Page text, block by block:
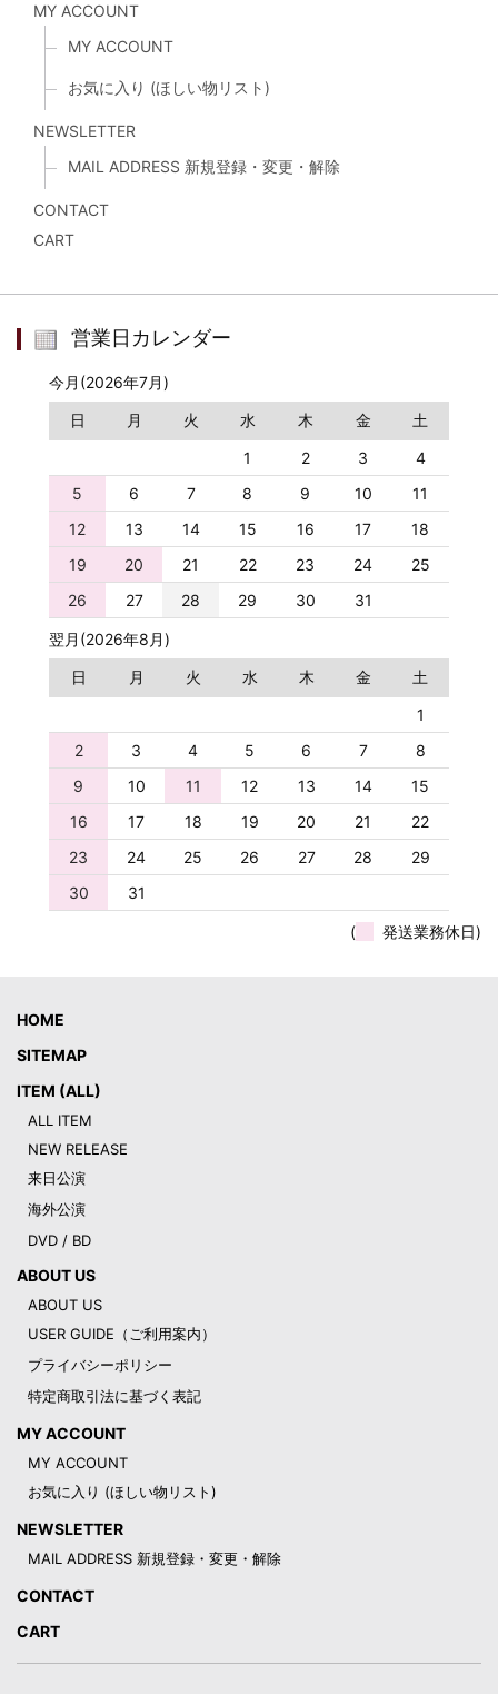
MY ACCOUNT
MY ACCOUNT
お気に入り (ほしい物リスト)
NEWSLETTER
MAIL ADDRESS 新規登録・変更・解除
CONTACT
CART
営業日カレンダー
今月(2026年7月)
日
月 火 水 木 金
土
1
2 3
4
5
6 7 8 9 10
11
12
13 14 15 16 17
18
19
20 21 22 23 24
25
26
27 28 29 30 31
翌月(2026年8月)
日
月 火 水 木 金
土
1
2
3 4 5 6 7
8
9
10 11 12 13 14
15
16
17 18 19 20 21
22
23
24 25 26 27 28
29
30
31
( 発送業務休日)
HOME
SITEMAP
ITEM (ALL)
ALL ITEM
NEW RELEASE
来日公演
海外公演
DVD / BD
ABOUT US
ABOUT US
USER GUIDE（ご利用案内）
プライバシーポリシー
特定商取引法に基づく表記
MY ACCOUNT
MY ACCOUNT
お気に入り (ほしい物リスト)
NEWSLETTER
MAIL ADDRESS 新規登録・変更・解除
CONTACT
CART